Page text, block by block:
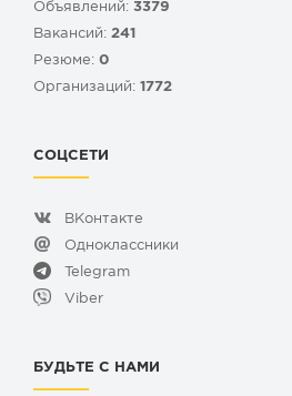
Объявлений: 3379
Вакансий: 241
Резюме: 0
Организаций: 1772
СОЦСЕТИ
ВКонтакте
Одноклассники
Telegram
Viber
БУДЬТЕ С НАМИ